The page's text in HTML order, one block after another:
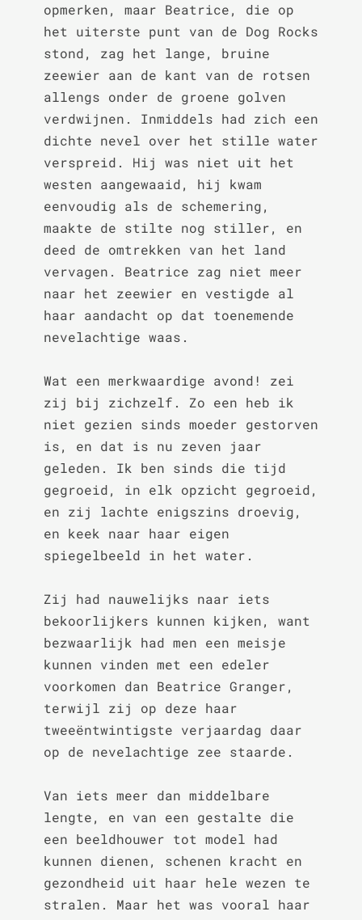
opmerken, maar Beatrice, die op
het uiterste punt van de Dog Rocks
stond, zag het lange, bruine
zeewier aan de kant van de rotsen
allengs onder de groene golven
verdwijnen. Inmiddels had zich een
dichte nevel over het stille water
verspreid. Hij was niet uit het
westen aangewaaid, hij kwam
eenvoudig als de schemering,
maakte de stilte nog stiller, en
deed de omtrekken van het land
vervagen. Beatrice zag niet meer
naar het zeewier en vestigde al
haar aandacht op dat toenemende
nevelachtige waas.
Wat een merkwaardige avond! zei
zij bij zichzelf. Zo een heb ik
niet gezien sinds moeder gestorven
is, en dat is nu zeven jaar
geleden. Ik ben sinds die tijd
gegroeid, in elk opzicht gegroeid,
en zij lachte enigszins droevig,
en keek naar haar eigen
spiegelbeeld in het water.
Zij had nauwelijks naar iets
bekoorlijkers kunnen kijken, want
bezwaarlijk had men een meisje
kunnen vinden met een edeler
voorkomen dan Beatrice Granger,
terwijl zij op deze haar
tweeëntwintigste verjaardag daar
op de nevelachtige zee staarde.
Van iets meer dan middelbare
lengte, en van een gestalte die
een beeldhouwer tot model had
kunnen dienen, schenen kracht en
gezondheid uit haar hele wezen te
stralen. Maar het was vooral haar